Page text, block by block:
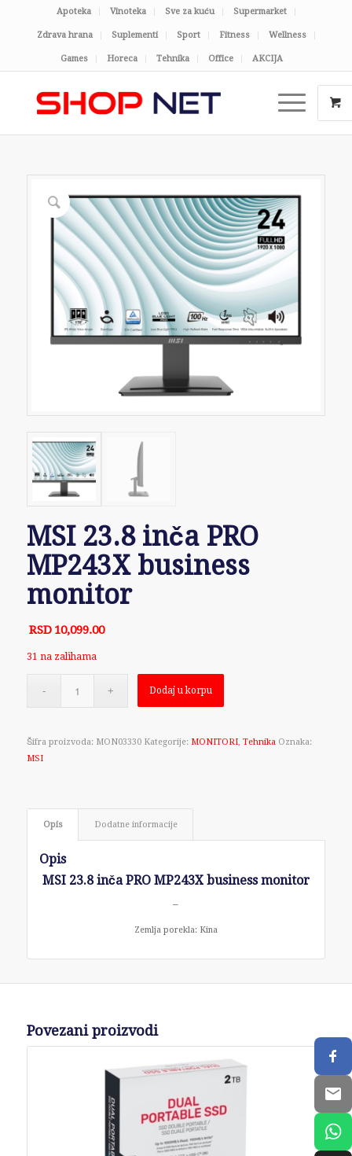
Apoteka Vinoteka Sve za kuću Supermarket
Zdrava hrana Suplementi Sport Fitness Wellness
Games Horeca Tehnika Office AKCIJA
MSI 23.8 inča PRO
MP243X business
monitor
RSD 10,099.00
31 na zalihama
Dodaj u korpu
Šifra proizvoda: MON03330 Kategorije: MONITORI, Tehnika Oznaka:
MSI
Opis Dodatne informacije
Opis
MSI 23.8 inča PRO MP243X business monitor
–
Zemlja porekla: Kina
Povezani proizvodi